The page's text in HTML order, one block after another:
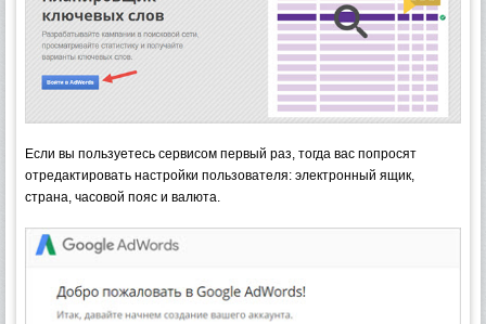
Если вы пользуетесь сервисом первый раз, тогда вас попросят
отредактировать настройки пользователя: электронный ящик,
страна, часовой пояс и валюта.